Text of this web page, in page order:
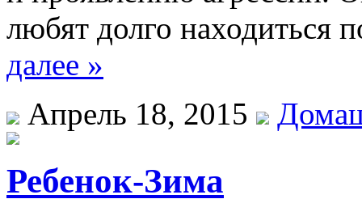
любят долго находиться
далее »
Апрель 18, 2015
Ребенок-Зима